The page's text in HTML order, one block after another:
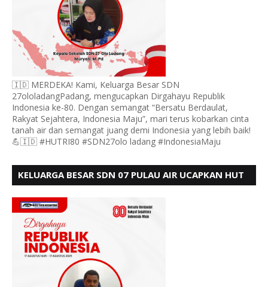
🇮🇩 MERDEKA! Kami, Keluarga Besar SDN
27ololadangPadang, mengucapkan Dirgahayu Republik
Indonesia ke-80. Dengan semangat “Bersatu Berdaulat,
Rakyat Sejahtera, Indonesia Maju”, mari terus kobarkan cinta
tanah air dan semangat juang demi Indonesia yang lebih baik!
💪🇮🇩 #HUTRI80 #SDN27olo ladang #IndonesiaMaju
KELUARGA BESAR SDN 07 PULAU AIR UCAPKAN HUT